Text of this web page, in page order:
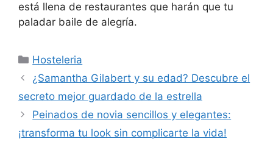
está llena de restaurantes que harán que tu
paladar baile de alegría.
Categorías
Hosteleria
¿Samantha Gilabert y su edad? Descubre el
secreto mejor guardado de la estrella
Peinados de novia sencillos y elegantes:
¡transforma tu look sin complicarte la vida!